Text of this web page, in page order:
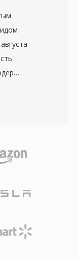
и
для
файл с
с
до